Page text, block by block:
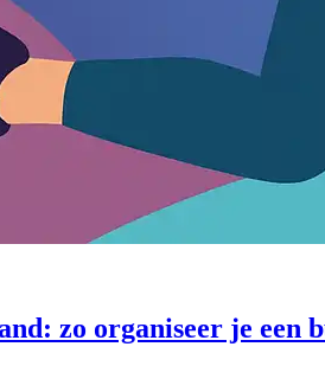
zo organiseer je